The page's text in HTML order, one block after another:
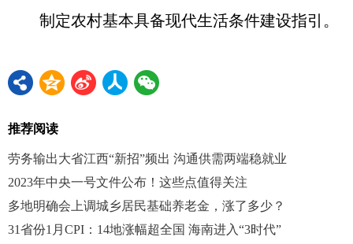
制定农村基本具备现代生活条件建设指引。
推荐阅读
劳务输出大省江西“新招”频出 沟通供需两端稳就业
2023年中央一号文件公布！这些点值得关注
多地明确会上调城乡居民基础养老金，涨了多少？
31省份1月CPI：14地涨幅超全国 海南进入“3时代”